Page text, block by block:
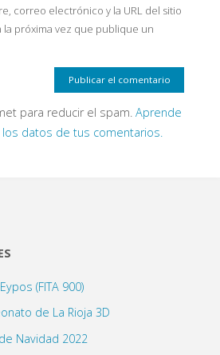
correo electrónico y la URL del sitio
la próxima vez que publique un
para reducir el spam. Aprende
datos de tus comentarios.
(FITA 900)
de La Rioja 3D
Navidad 2022